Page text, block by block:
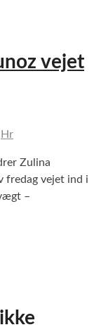
vejet
Hr
Zulina
fredag vejet ind i
–